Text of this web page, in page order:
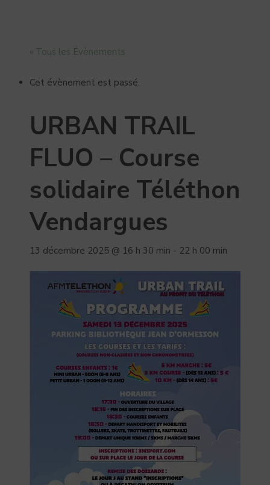
« Tous les Évènements
Cet évènement est passé.
URBAN TRAIL
FLUO – Course
solidaire Téléthon
Vendargues
13 décembre 2025 @ 16 h 30 min - 22 h 00 min